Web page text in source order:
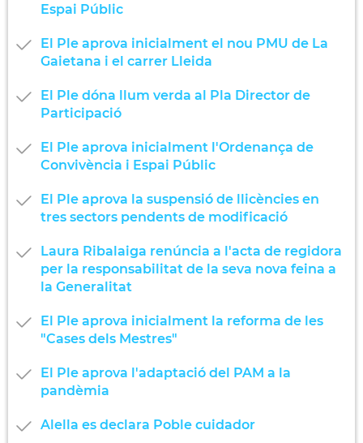
Espai Públic
El Ple aprova inicialment el nou PMU de La
Gaietana i el carrer Lleida
El Ple dóna llum verda al Pla Director de
Participació
El Ple aprova inicialment l'Ordenança de
Convivència i Espai Públic
El Ple aprova la suspensió de llicències en
tres sectors pendents de modificació
Laura Ribalaiga renúncia a l'acta de regidora
per la responsabilitat de la seva nova feina a
la Generalitat
El Ple aprova inicialment la reforma de les
"Cases dels Mestres"
El Ple aprova l'adaptació del PAM a la
pandèmia
Alella es declara Poble cuidador